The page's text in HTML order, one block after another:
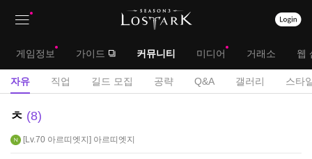
대
메
게임정보 가이드 커뮤니티 미디어 거래소 웹
서
자유 직업 길드 모집 공략 Q&A 갤러리 스타
자
게
ㅊ 8
Lv.70 아르띠엣지 아르띠엣지